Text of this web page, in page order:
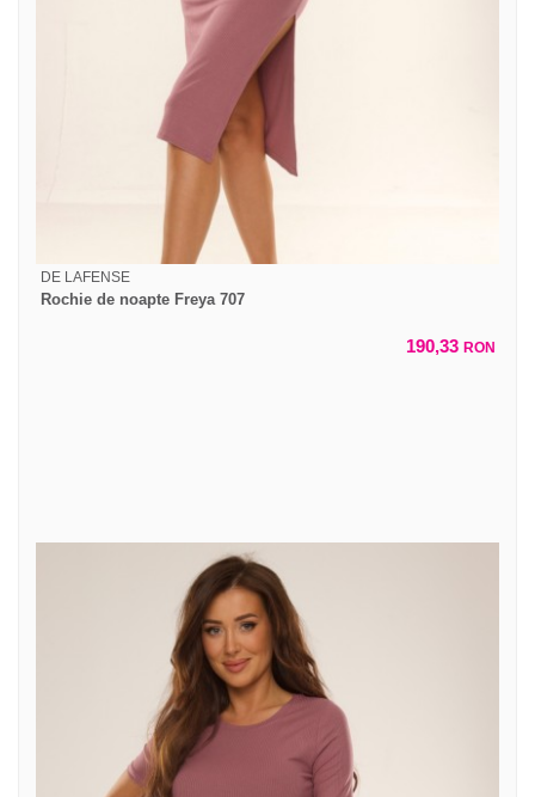
DE LAFENSE
Rochie de noapte Freya 707
190,33 RON